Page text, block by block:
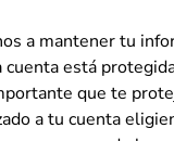
a mantener tu
cuenta está
que te
a tu cuenta